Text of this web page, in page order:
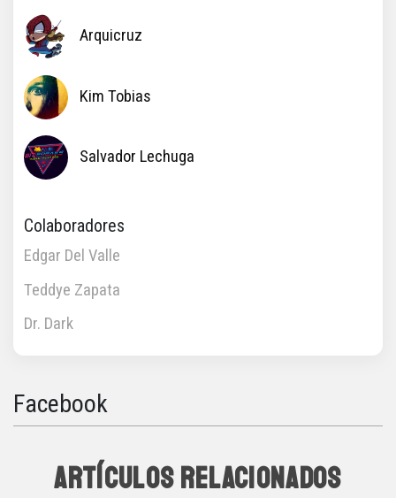
Arquicruz
Kim Tobias
Salvador Lechuga
Colaboradores
Edgar Del Valle
Teddye Zapata
Dr. Dark
Facebook
ARTÍCULOS RELACIONADOS